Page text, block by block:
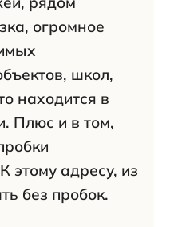
огромное
школ,
находится в
Плюс и в том,
этому адресу, из
без пробок.